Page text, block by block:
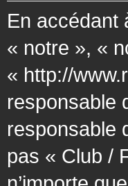
En accédant
« notre », «
« http://
responsable
responsable
pas « Club /